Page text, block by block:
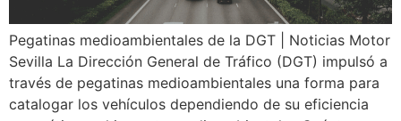
Pegatinas medioambientales de la DGT | Noticias Motor
Sevilla La Dirección General de Tráfico (DGT) impulsó a
través de pegatinas medioambientales una forma para
catalogar los vehículos dependiendo de su eficiencia